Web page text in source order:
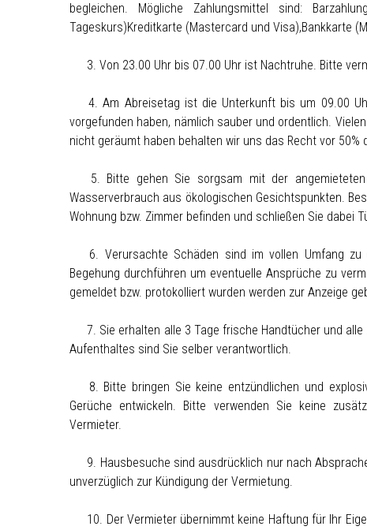
begleichen. Mögliche Zahlungsmittel sind:
Tageskurs)Kreditkarte (Mastercard und Visa),Bankkarte
3. Von 23.00 Uhr bis 07.00 Uhr ist Nachtruhe. Bitte
4. Am Abreisetag ist die Unterkunft bis um 09.00
vorgefunden haben, nämlich sauber und ordentlich.
nicht geräumt haben behalten wir uns das Recht vor 50%
5. Bitte gehen Sie sorgsam mit der
Wasserverbrauch aus ökologischen Gesichtspunkten.
Wohnung bzw. Zimmer befinden und schließen Sie dabei
6. Verursachte Schäden sind im vollen Umfang
Begehung durchführen um eventuelle Ansprüche zu
gemeldet bzw. protokolliert wurden werden zur Anzeige
7. Sie erhalten alle 3 Tage frische Handtücher und
Aufenthaltes sind Sie selber verantwortlich.
8. Bitte bringen Sie keine entzündlichen und
Gerüche entwickeln. Bitte verwenden Sie keine
Vermieter.
9. Hausbesuche sind ausdrücklich nur nach
unverzüglich zur Kündigung der Vermietung.
10. Der Vermieter übernimmt keine Haftung für Ihr